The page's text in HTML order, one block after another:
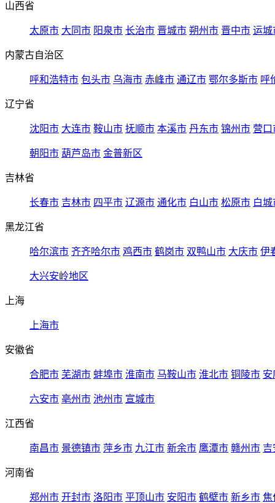
山西省
太原市 大同市 阳泉市 长治市 晋城市 朔州市 晋中市 运城
内蒙古自治区
呼和浩特市 包头市 乌海市 赤峰市 通辽市 鄂尔多斯市 呼
辽宁省
沈阳市 大连市 鞍山市 抚顺市 本溪市 丹东市 锦州市 营口
朝阳市 葫芦岛市 金普新区
吉林省
长春市 吉林市 四平市 辽源市 通化市 白山市 松原市 白城
黑龙江省
哈尔滨市 齐齐哈尔市 鸡西市 鹤岗市 双鸭山市 大庆市 伊
大兴安岭地区
上海
上海市
安徽省
合肥市 芜湖市 蚌埠市 淮南市 马鞍山市 淮北市 铜陵市 安
六安市 亳州市 池州市 宣城市
江西省
南昌市 景德镇市 萍乡市 九江市 新余市 鹰潭市 赣州市 吉
河南省
郑州市 开封市 洛阳市 平顶山市 安阳市 鹤壁市 新乡市 焦